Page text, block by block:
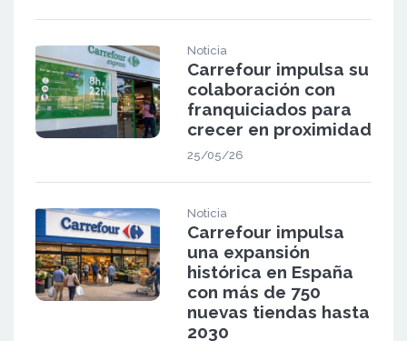
Noticia
Carrefour impulsa su
colaboración con
franquiciados para
crecer en proximidad
25/05/26
Noticia
Carrefour impulsa
una expansión
histórica en España
con más de 750
nuevas tiendas hasta
2030